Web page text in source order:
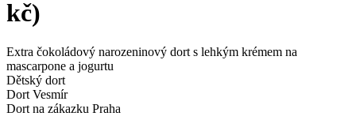
kč)
Extra čokoládový narozeninový dort s lehkým krémem na
mascarpone a jogurtu
Dětský dort
Dort Vesmír
Dort na zákazku Praha